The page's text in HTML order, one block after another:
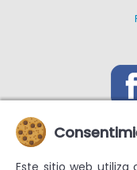
Este sitio web utiliza